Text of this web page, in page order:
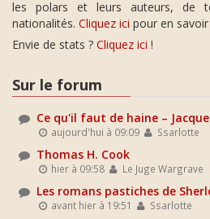
les polars et leurs auteurs, de
nationalités. Cliquez ici pour en savoir
Envie de stats ? Cliquez ici !
Sur le forum
Ce qu'il faut de haine –
aujourd'hui à 09:09 Ssarlotte
Thomas H. Cook
hier à 09:58 Le Juge Wargrave
Les romans pastiches de
avant hier à 19:51 Ssarlotte